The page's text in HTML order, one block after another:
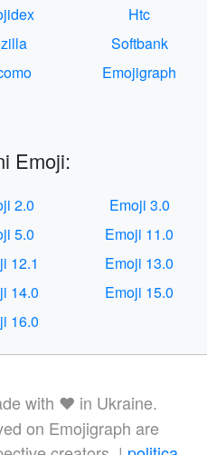
Htc
Softbank
Emojigraph
Emoji:
2.0
Emoji 3.0
5.0
Emoji 11.0
12.1
Emoji 13.0
14.0
Emoji 15.0
16.0
with ❤️ in Ukraine.
on Emojigraph are